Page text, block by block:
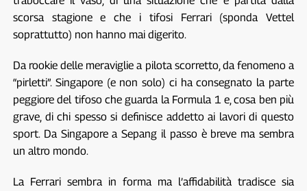
scorsa stagione e che i tifosi Ferrari (sponda Vettel
soprattutto) non hanno mai digerito.
Da rookie delle meraviglie a pilota scorretto, da fenomeno a
“pirletti”. Singapore (e non solo) ci ha consegnato la parte
peggiore del tifoso che guarda la Formula 1 e, cosa ben più
grave, di chi spesso si definisce addetto ai lavori di questo
sport. Da Singapore a Sepang il passo è breve ma sembra
un altro mondo.
La Ferrari sembra in forma ma l’affidabilità tradisce sia